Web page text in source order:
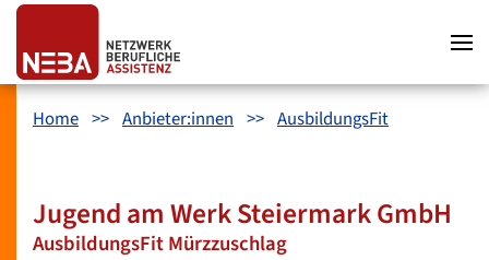
Zum Hauptinhalt springen
Zum Hauptmenü springen
Zum Footer springen
Home Anbieter:innen AusbildungsFit
Jugend am Werk Steiermark GmbH
AusbildungsFit Mürzzuschlag